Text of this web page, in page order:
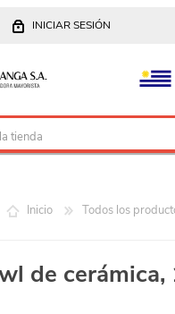
INICIAR SESIÓN
Inicio Todos los
de cerámica,